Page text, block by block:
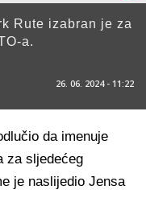
Rute izabran je za
a.
26. 06. 2024 - 11:22
da imenuje
za sljedećeg
je naslijedio Jensa